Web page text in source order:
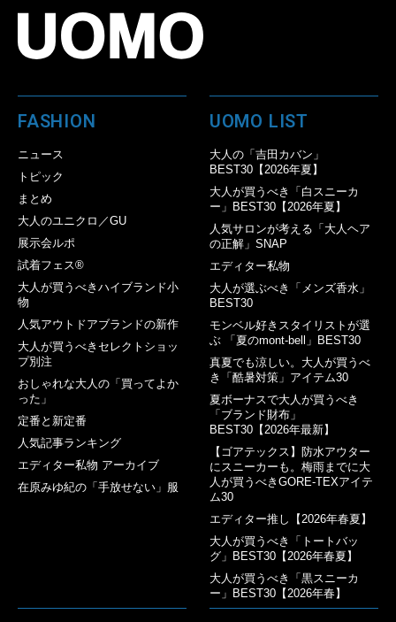
FASHION
ニュース
トピック
まとめ
大人のユニクロ／GU
展示会ルポ
試着フェス®︎
大人が買うべきハイブランド小
物
人気アウトドアブランドの新作
大人が買うべきセレクトショッ
プ別注
おしゃれな大人の「買ってよか
った」
定番と新定番
人気記事ランキング
エディター私物 アーカイブ
在原みゆ紀の「手放せない」服
UOMO LIST
大人の「吉田カバン」
BEST30【2026年夏】
大人が買うべき「白スニーカ
ー」BEST30【2026年夏】
人気サロンが考える「大人ヘア
の正解」SNAP
エディター私物
大人が選ぶべき「メンズ香水」
BEST30
モンベル好きスタイリストが選
ぶ 「夏のmont-bell」BEST30
真夏でも涼しい。大人が買うべ
き「酷暑対策」アイテム30
夏ボーナスで大人が買うべき
「ブランド財布」
BEST30【2026年最新】
【ゴアテックス】防水アウター
にスニーカーも。梅雨までに大
人が買うべきGORE-TEXアイテ
ム30
エディター推し【2026年春夏】
大人が買うべき「トートバッ
グ」BEST30【2026年春夏】
大人が買うべき「黒スニーカ
ー」BEST30【2026年春】